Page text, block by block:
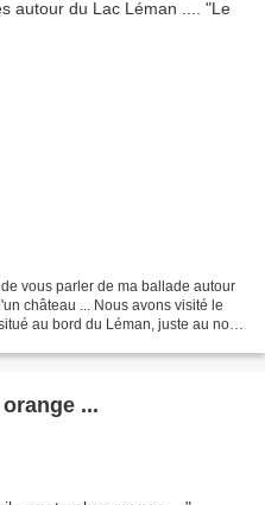
vous parler de ma ballade autour
château ... Nous avons visité le
au bord du Léman, juste au nord
...